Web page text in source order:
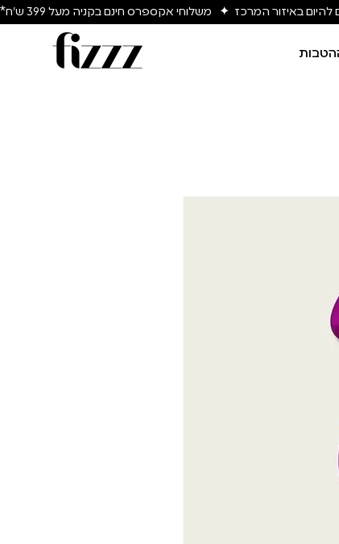
באיזור המרכז  ✦   משלוחי אקספרס חינם בקניה מעל 399 ש״ח*